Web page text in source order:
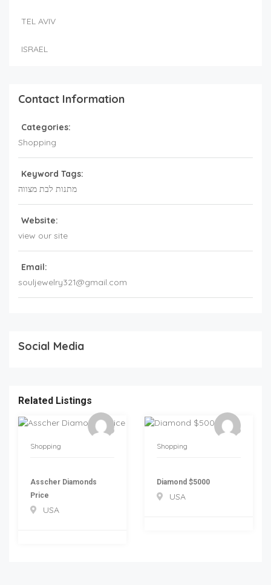
TEL AVIV
ISRAEL
Contact Information
Categories:
Shopping
Keyword Tags:
מתנות לבת מצווה
Website:
view our site
Email:
souljewelry321@gmail.com
Social Media
Related Listings
Shopping
Asscher Diamonds
Price
USA
Shopping
Diamond $5000
USA